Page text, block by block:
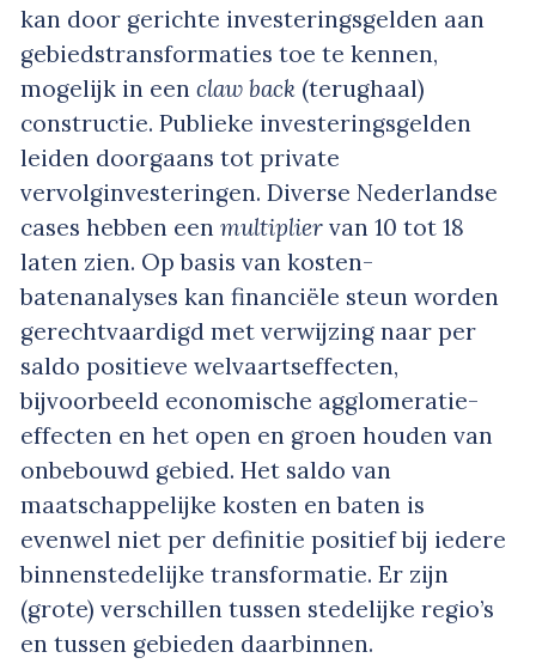
kan door gerichte investeringsgelden aan
gebiedstransformaties toe te kennen,
mogelijk in een claw back (terughaal)
constructie. Publieke investeringsgelden
leiden doorgaans tot private
vervolginvesteringen. Diverse Nederlandse
cases hebben een multiplier van 10 tot 18
laten zien. Op basis van kosten-
batenanalyses kan financiële steun worden
gerechtvaardigd met verwijzing naar per
saldo positieve welvaartseffecten,
bijvoorbeeld economische agglomeratie-
effecten en het open en groen houden van
onbebouwd gebied. Het saldo van
maatschappelijke kosten en baten is
evenwel niet per definitie positief bij iedere
binnenstedelijke transformatie. Er zijn
(grote) verschillen tussen stedelijke regio’s
en tussen gebieden daarbinnen.